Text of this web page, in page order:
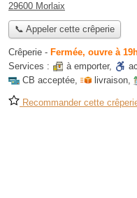
29600 Morlaix
📞 Appeler cette crêperie
Crêperie - Fermée, ouvre à
Services :
à emporter,
CB acceptée, livraison,
Recommander cette